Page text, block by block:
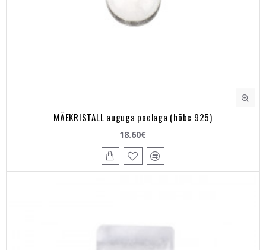
MÄEKRISTALL auguga paelaga (hõbe 925)
18.60€